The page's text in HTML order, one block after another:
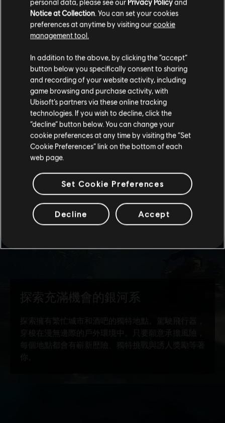
您是简体中文用户？
请您访问我们的简体中文商店来完成购买
留在此商店
重新选择您的商店
Notice at Collection . You can set your cookies
preferences at anytime by visiting ourcookie
management tool.
In addition to the above, by clicking the “accept”
button below you specifically consent to sharing
and recording of your website activity, including
game browsing and purchase activity, with
Ubisoft’s partners via these online tracking
technologies. If you wish to decline, click the
“decline” button below. You can change your
cookie preferences at any time by visiting the “Set
Cookie Preferences” link on the bottom of each
web page.
Set Cookie Preferences
Decline Accept